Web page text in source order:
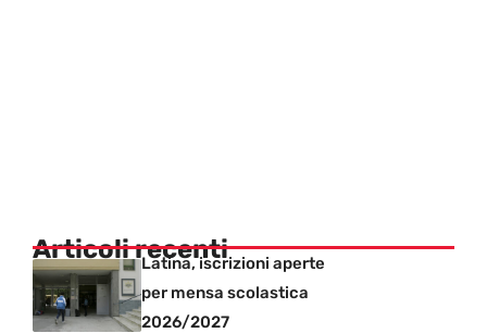
Articoli recentiLatina, iscrizioni aperte
per mensa scolastica
2026/2027